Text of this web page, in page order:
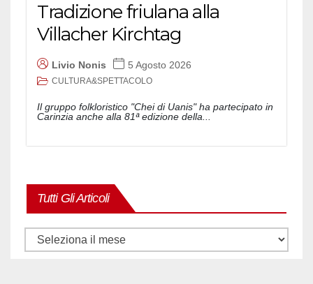
Tradizione friulana alla
Villacher Kirchtag
Livio Nonis 5 Agosto 2026
CULTURA&SPETTACOLO
Il gruppo folkloristico "Chei di Uanis" ha partecipato in
Carinzia anche alla 81ª edizione della...
Tutti Gli Articoli
Tutti